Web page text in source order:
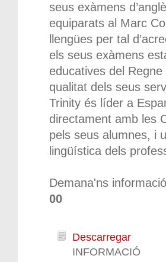
seus exàmens
equiparats al Marc
llengües per tal
els seus exàmens
educatives del
qualitat dels seus
Trinity és líder a
directament amb les
pels seus alumnes, i
lingüística dels
Demana'ns
00
Descarregar
INFORMACIÓ